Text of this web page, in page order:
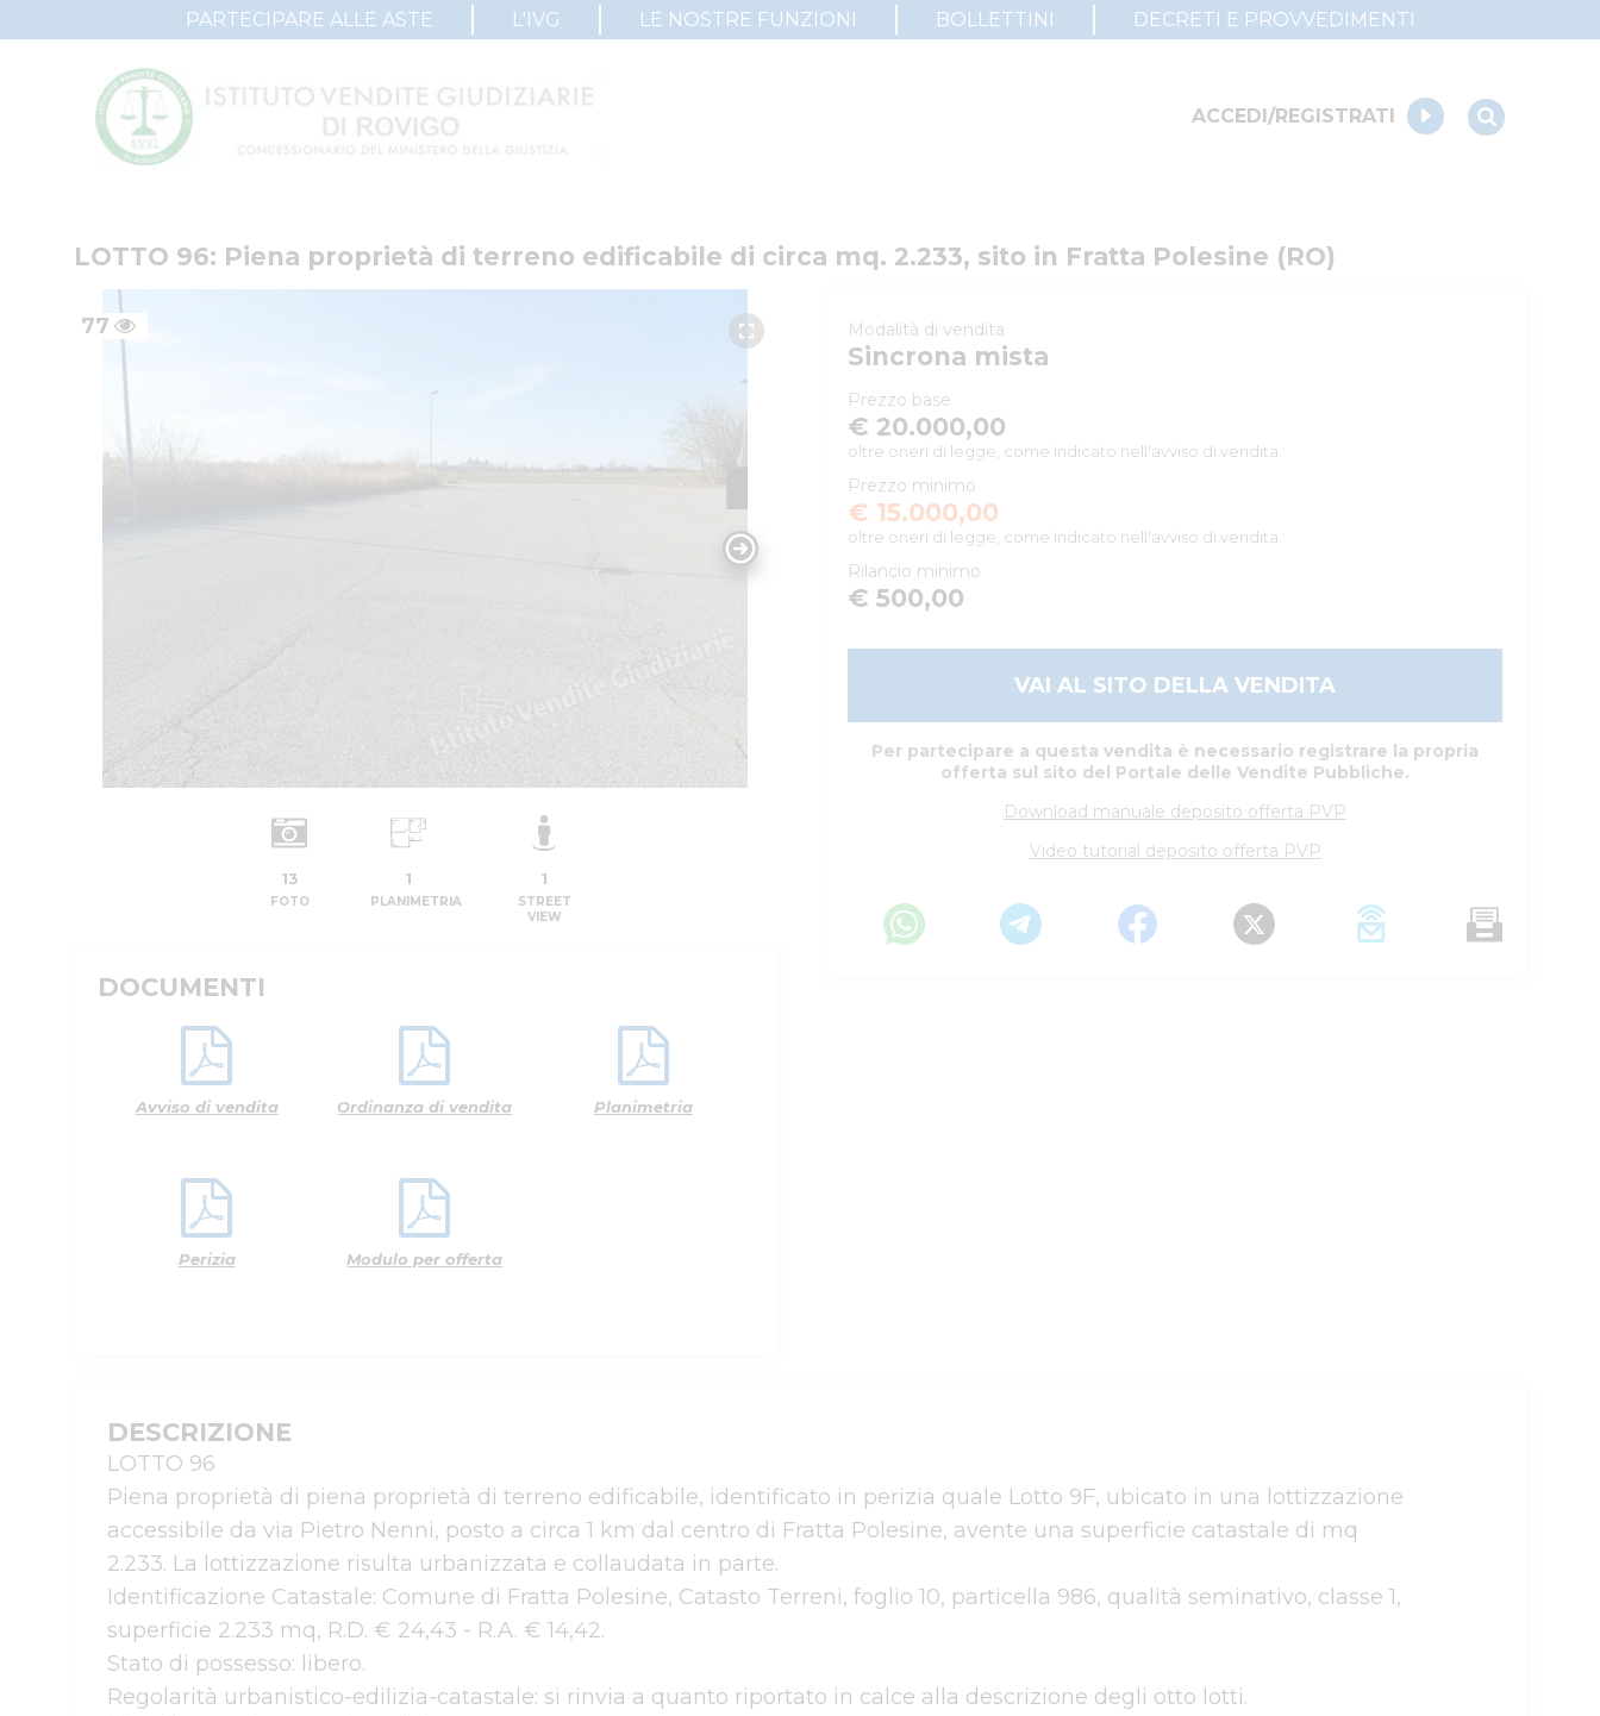
PARTECIPARE ALLE ASTE L'IVG LE NOSTRE FUNZIONI BOLLETTINI DECRETI E PROVVEDIMENTI
ACCEDI/REGISTRATI
LOTTO 96: Piena proprietà di terreno edificabile di circa mq. 2.233, sito in Fratta Polesine (RO)
77
13
FOTO
1
PLANIMETRIA
1
STREET
VIEW
DOCUMENTI
Avviso di vendita Ordinanza di vendita Planimetria
Perizia Modulo per offerta
Modalità di vendita
Sincrona mista
Prezzo base
€ 20.000,00
oltre oneri di legge, come indicato nell'avviso di vendita.
Prezzo minimo
€ 15.000,00
oltre oneri di legge, come indicato nell'avviso di vendita.
Rilancio minimo
€ 500,00
VAI AL SITO DELLA VENDITA
Per partecipare a questa vendita è necessario registrare la propria
offerta sul sito del Portale delle Vendite Pubbliche.
Download manuale deposito offerta PVP
Video tutorial deposito offerta PVP
DESCRIZIONE
LOTTO 96
Piena proprietà di piena proprietà di terreno edificabile, identificato in perizia quale Lotto 9F, ubicato in una lottizzazione
accessibile da via Pietro Nenni, posto a circa 1 km dal centro di Fratta Polesine, avente una superficie catastale di mq
2.233. La lottizzazione risulta urbanizzata e collaudata in parte.
Identificazione Catastale: Comune di Fratta Polesine, Catasto Terreni, foglio 10, particella 986, qualità seminativo, classe 1,
superficie 2.233 mq, R.D. € 24,43 - R.A. € 14,42.
Stato di possesso: libero.
Regolarità urbanistico-edilizia-catastale: si rinvia a quanto riportato in calce alla descrizione degli otto lotti.